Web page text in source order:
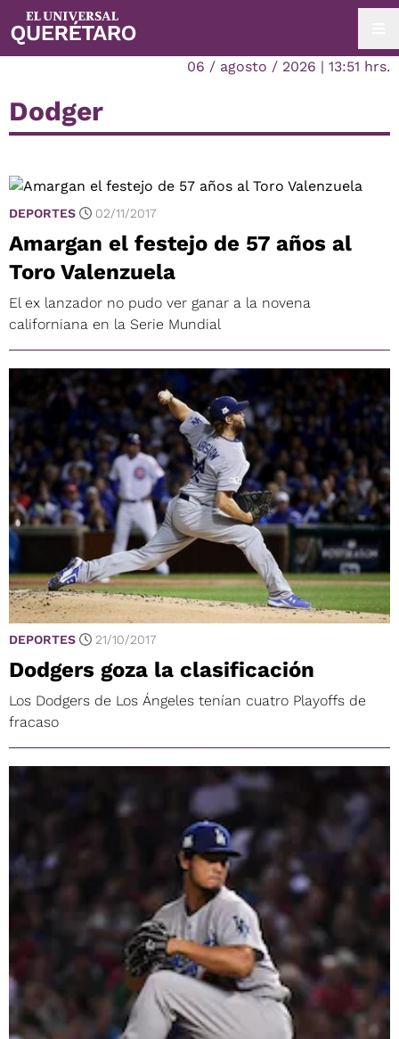
06 / agosto / 2026 | 13:51 hrs.
Dodger
DEPORTES 02/11/2017
Amargan el festejo de 57 años al
Toro Valenzuela
El ex lanzador no pudo ver ganar a la novena
californiana en la Serie Mundial
DEPORTES 21/10/2017
Dodgers goza la clasificación
Los Dodgers de Los Ángeles tenían cuatro Playoffs de
fracaso